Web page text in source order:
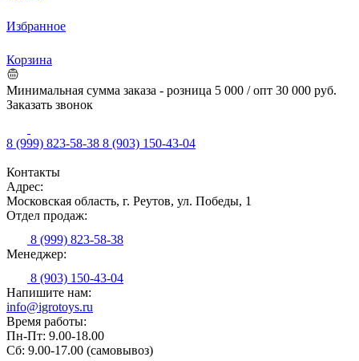
Избранное
Корзина
Минимальная сумма заказа - розница 5 000 / опт 30 000 руб.
Заказать звонок
8 (999) 823-58-38 8 (903) 150-43-04
Контакты
Адрес:
Московская область, г. Реутов, ул. Победы, 1
Отдел продаж:
8 (999) 823-58-38
Менеджер:
8 (903) 150-43-04
Напишите нам:
info@igrotoys.ru
Время работы:
Пн-Пт: 9.00-18.00
Сб: 9.00-17.00 (самовывоз)